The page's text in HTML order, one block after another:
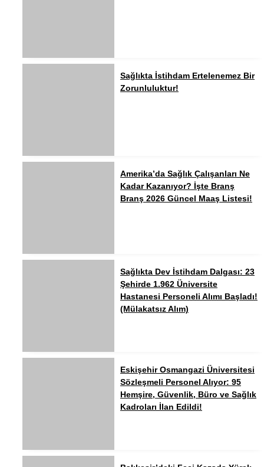
Sağlıkta İstihdam Ertelenemez Bir
Zorunluluktur!
Amerika’da Sağlık Çalışanları Ne
Kadar Kazanıyor? İşte Branş
Branş 2026 Güncel Maaş Listesi!
Sağlıkta Dev İstihdam Dalgası: 23
Şehirde 1.962 Üniversite
Hastanesi Personeli Alımı Başladı!
(Mülakatsız Alım)
Eskişehir Osmangazi Üniversitesi
Sözleşmeli Personel Alıyor: 95
Hemşire, Güvenlik, Büro ve Sağlık
Kadroları İlan Edildi!